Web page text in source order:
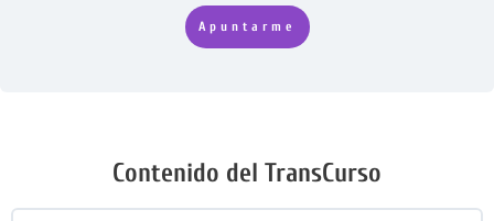
Apuntarme
Contenido del TransCurso